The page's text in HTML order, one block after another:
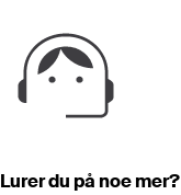
Lurer du på noe mer?